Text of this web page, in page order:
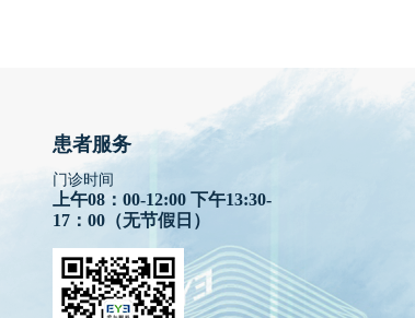
患者服务
门诊时间
上午08：00-12:00 下午13:30-
17：00（无节假日）